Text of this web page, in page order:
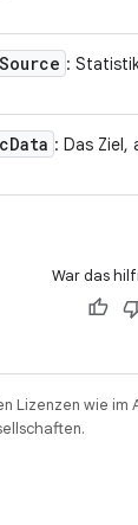
Source :
Data : Das
War das
Lizenzen wie im